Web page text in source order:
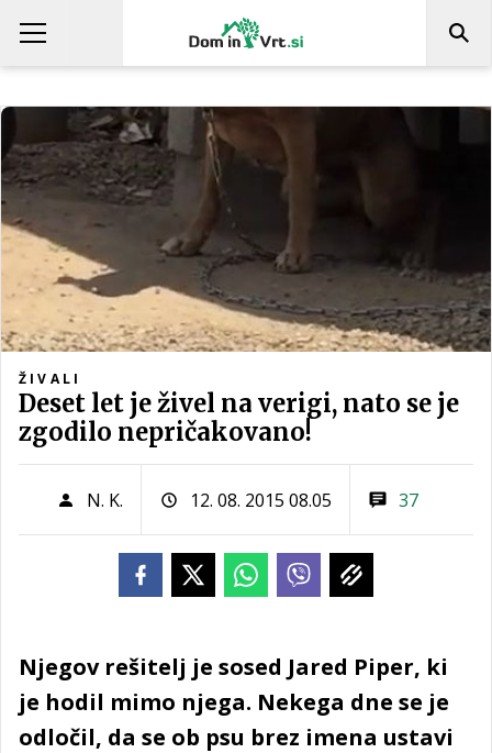
ŽIVALI
Deset let je živel na verigi, nato se je
zgodilo nepričakovano!
N. K. 12. 08. 2015 08.05 37
Njegov rešitelj je sosed Jared Piper, ki
je hodil mimo njega. Nekega dne se je
odločil, da se ob psu brez imena ustavi